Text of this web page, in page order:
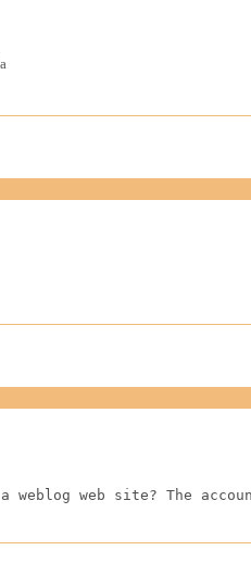
web site? The